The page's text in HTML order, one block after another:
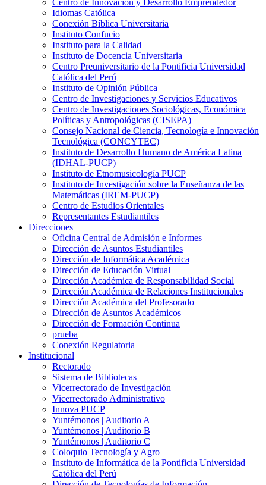
Centro de Innovación y Desarrollo Emprendedor
Idiomas Católica
Conexión Bíblica Universitaria
Instituto Confucio
Instituto para la Calidad
Instituto de Docencia Universitaria
Centro Preuniversitario de la Pontificia Universidad
Católica del Perú
Instituto de Opinión Pública
Centro de Investigaciones y Servicios Educativos
Centro de Investigaciones Sociológicas, Económica
Políticas y Antropológicas (CISEPA)
Consejo Nacional de Ciencia, Tecnología e Innovación
Tecnológica (CONCYTEC)
Instituto de Desarrollo Humano de América Latina
(IDHAL-PUCP)
Instituto de Etnomusicología PUCP
Instituto de Investigación sobre la Enseñanza de las
Matemáticas (IREM-PUCP)
Centro de Estudios Orientales
Representantes Estudiantiles
Direcciones
Oficina Central de Admisión e Informes
Dirección de Asuntos Estudiantiles
Dirección de Informática Académica
Dirección de Educación Virtual
Dirección Académica de Responsabilidad Social
Dirección Académica de Relaciones Institucionales
Dirección Académica del Profesorado
Dirección de Asuntos Académicos
Dirección de Formación Continua
prueba
Conexión Regulatoria
Institucional
Rectorado
Sistema de Bibliotecas
Vicerrectorado de Investigación
Vicerrectorado Administrativo
Innova PUCP
Yuntémonos | Auditorio A
Yuntémonos | Auditorio B
Yuntémonos | Auditorio C
Coloquio Tecnología y Agro
Instituto de Informática de la Pontificia Universidad
Católica del Perú